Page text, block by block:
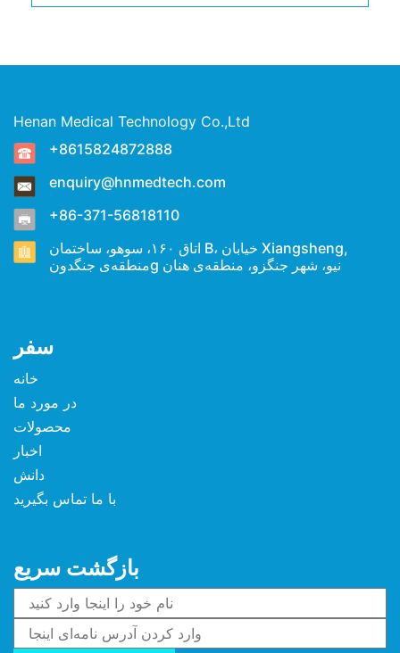
Henan Medical Technology Co.,Ltd
+8615824872888
enquiry@hnmedtech.com
+86-371-56818110
اتاق ۱۶۰، سوهو، ساختمان B، خیابان Xiangsheng,
منطقه‌ی جنگدونg نیو، شهر جنگزو، منطقه‌ی هنان
سفر
خانه
در مورد ما
محصولات
اخبار
دانش
با ما تماس بگیرید
بازگشت سریع